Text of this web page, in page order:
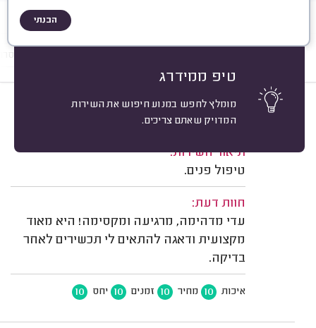
הבנתי
טיפ ממידרג
מומלץ לחפש במנוע חיפוש את השירות
המדויק שאתם צריכים.
גלי רייכמן, תל אביב.
משוב: 27/10/2025
תיאור השירות:
טיפול פנים.
חוות דעת:
עדי מדהימה, מרגיעה ומקסימה! היא מאוד
מקצועית ודאגה להתאים לי תכשירים לאחר
בדיקה.
איכות 10 מחיר 10 זמנים 10 יחס 10
10